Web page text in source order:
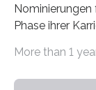
Phase ihrer
Leben gerufen,
More than 1